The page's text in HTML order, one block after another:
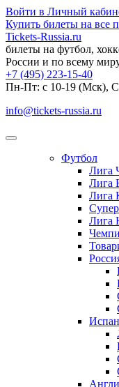
Войти в Личный
Купить билеты на все
Tickets-Russia.ru
билеты на футбол,
России и по всему
+7 (495) 223-15-40
Пн-Пт: c 10-19 (Мск),
info@tickets-russia.ru
Футбол
Лига
Лига
Лига
Лига